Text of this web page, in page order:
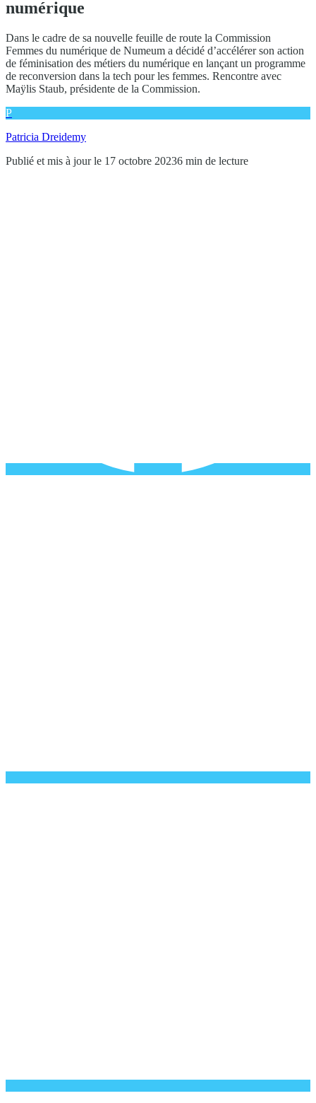
numérique
Dans le cadre de sa nouvelle feuille de route la Commission
Femmes du numérique de Numeum a décidé d’accélérer son action
de féminisation des métiers du numérique en lançant un programme
de reconversion dans la tech pour les femmes. Rencontre avec
Maÿlis Staub, présidente de la Commission.
P
Patricia Dreidemy
Publié et mis à jour le 17 octobre 20236 min de lecture